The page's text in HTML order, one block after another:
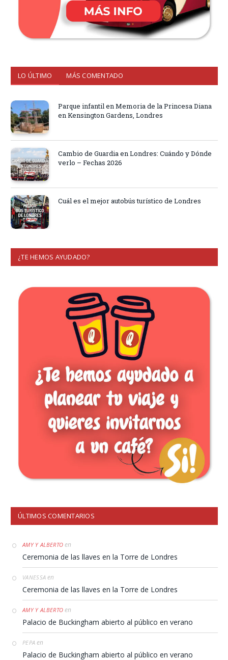
LO ÚLTIMO MÁS COMENTADO
Parque infantil en Memoria de la Princesa Diana
en Kensington Gardens, Londres
Cambio de Guardia en Londres: Cuándo y Dónde
verlo – Fechas 2026
Cuál es el mejor autobús turístico de Londres
¿TE HEMOS AYUDADO?
ÚLTIMOS COMENTARIOS
AMY Y ALBERTO en
Ceremonia de las llaves en la Torre de Londres
VANESSA en
Ceremonia de las llaves en la Torre de Londres
AMY Y ALBERTO en
Palacio de Buckingham abierto al público en verano
PEPA en
Palacio de Buckingham abierto al público en verano